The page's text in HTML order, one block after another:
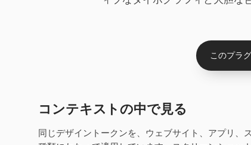
このプラ
コンテキストの中で見る
同じデザイントークンを、ウェブサイト、アプリ、